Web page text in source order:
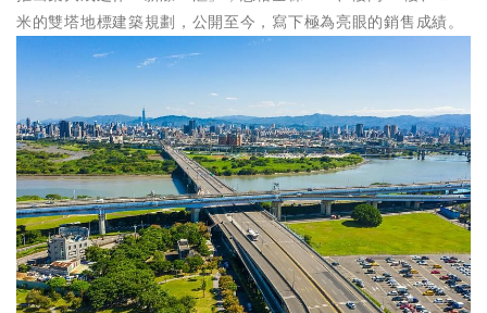
米的雙塔地標建築規劃，公開至今，寫下極為亮眼的銷售成績。